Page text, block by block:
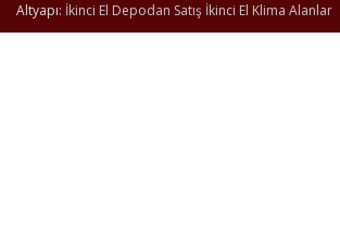
Altyapı: İkinci El Depodan Satış İkinci El Klima Alanlar